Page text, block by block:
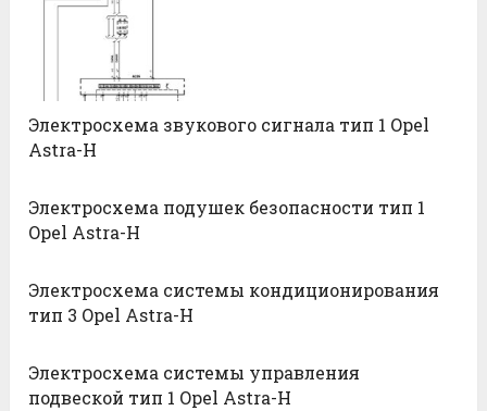
Электросхема звукового сигнала тип 1 Opel
Astra-H
Электросхема подушек безопасности тип 1
Opel Astra-H
Электросхема системы кондиционирования
тип 3 Opel Astra-H
Электросхема системы управления
подвеской тип 1 Opel Astra-H